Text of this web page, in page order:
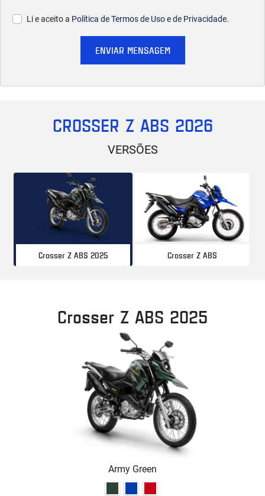
Li e aceito a Política de Termos de Uso e de Privacidade.
ENVIAR MENSAGEM
CROSSER Z ABS 2026
VERSÕES
Crosser Z ABS 2025 Crosser Z ABS
Crosser Z ABS 2025
Army Green